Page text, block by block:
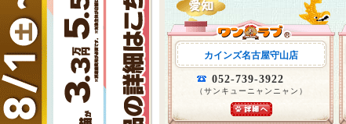
カインズ名古屋守山店
052-739-3922
（サンキューニャンニャン）